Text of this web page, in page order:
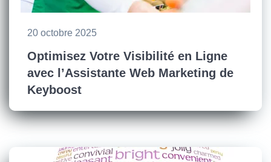
20 octobre 2025
Optimisez Votre Visibilité en Ligne
avec l’Assistante Web Marketing de
Keyboost